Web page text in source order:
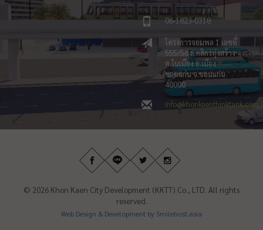
06-1823-0318
โครงการจอมพล 1 เลขที่
555/56 ถ.กสิกรทุ่งสร้าง
ต.ในเมือง อ.เมือง
ขอนแก่น จ.ขอนแก่น
40000
info@khonkaenthinktank.com
© 2026 Khon Kaen City Development (KKTT) Co., LTD. All rights
reserved.
Web Design & Development by Smilehost.asia